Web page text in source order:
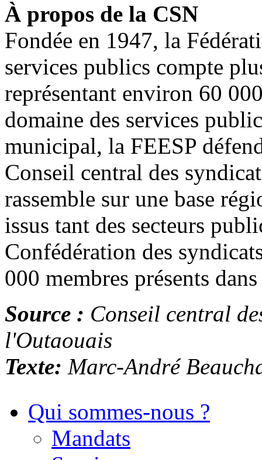
À propos de la CSN
Fondée en 1947, la
services publics compte
représentant environ 60
domaine des services
municipal, la FEESP
Conseil central des
rassemble sur une base
issus tant des secteurs
Confédération des
000 membres présents
Source : Conseil central
l'Outaouais
Texte: Marc-André
Qui sommes-nous ?
Mandats